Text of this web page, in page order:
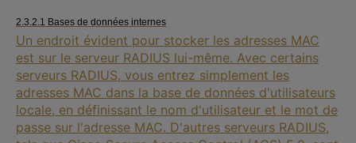
2.3.2.1 Bases de données internes
Un endroit évident pour stocker les adresses MAC
est sur le serveur RADIUS lui-même. Avec certains
serveurs RADIUS, vous entrez simplement les
adresses MAC dans la base de données d'utilisateurs
locale, en définissant le nom d'utilisateur et le mot de
passe sur l'adresse MAC. D'autres serveurs RADIUS,